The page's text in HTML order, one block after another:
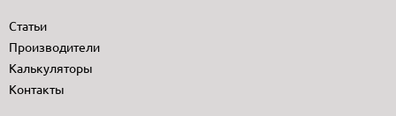
Статьи
Производители
Калькуляторы
Контакты